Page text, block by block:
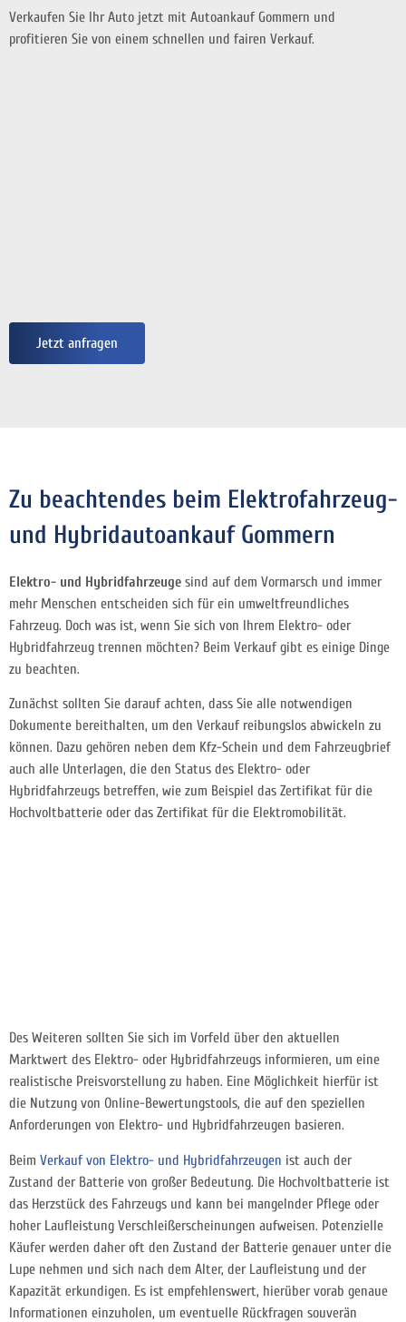
Verkaufen Sie Ihr Auto jetzt mit Autoankauf Gommern und
profitieren Sie von einem schnellen und fairen Verkauf.
Jetzt anfragen
Zu beachtendes beim Elektrofahrzeug-
und Hybridautoankauf Gommern
Elektro- und Hybridfahrzeuge sind auf dem Vormarsch und immer
mehr Menschen entscheiden sich für ein umweltfreundliches
Fahrzeug. Doch was ist, wenn Sie sich von Ihrem Elektro- oder
Hybridfahrzeug trennen möchten? Beim Verkauf gibt es einige Dinge
zu beachten.
Zunächst sollten Sie darauf achten, dass Sie alle notwendigen
Dokumente bereithalten, um den Verkauf reibungslos abwickeln zu
können. Dazu gehören neben dem Kfz-Schein und dem Fahrzeugbrief
auch alle Unterlagen, die den Status des Elektro- oder
Hybridfahrzeugs betreffen, wie zum Beispiel das Zertifikat für die
Hochvoltbatterie oder das Zertifikat für die Elektromobilität.
Des Weiteren sollten Sie sich im Vorfeld über den aktuellen
Marktwert des Elektro- oder Hybridfahrzeugs informieren, um eine
realistische Preisvorstellung zu haben. Eine Möglichkeit hierfür ist
die Nutzung von Online-Bewertungstools, die auf den speziellen
Anforderungen von Elektro- und Hybridfahrzeugen basieren.
Beim Verkauf von Elektro- und Hybridfahrzeugen ist auch der
Zustand der Batterie von großer Bedeutung. Die Hochvoltbatterie ist
das Herzstück des Fahrzeugs und kann bei mangelnder Pflege oder
hoher Laufleistung Verschleißerscheinungen aufweisen. Potenzielle
Käufer werden daher oft den Zustand der Batterie genauer unter die
Lupe nehmen und sich nach dem Alter, der Laufleistung und der
Kapazität erkundigen. Es ist empfehlenswert, hierüber vorab genaue
Informationen einzuholen, um eventuelle Rückfragen souverän